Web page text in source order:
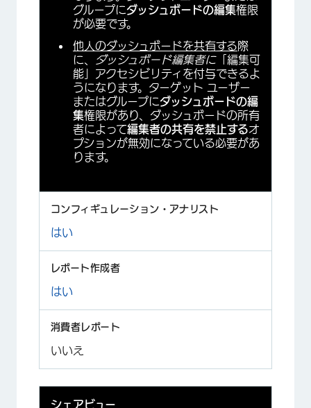
グループにダッシュボードの編集権限
が必要です。
他人のダッシュボードを共有する際
に、
ダッシュボード編集者に「編集可
能」アクセシビリティを付与できるよ
うになります。ターゲット ユーザー
またはグループにダッシュボードの編
集権限があり、ダッシュボードの所有
者によって編集者の共有を禁止するオ
プションが無効になっている必要があ
ります。
はい
はい
いいえ
シェアビュー